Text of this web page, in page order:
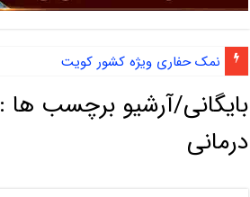
نمک حفاری ویژه کشور کویت
بایگانی/آرشیو برچسب ها :
درمانی